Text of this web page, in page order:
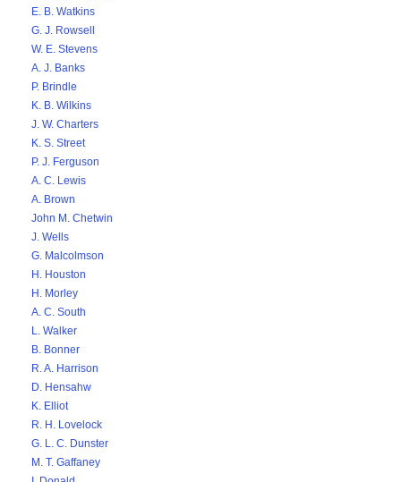
E. B. Watkins
G. J. Rowsell
W. E. Stevens
A. J. Banks
P. Brindle
K. B. Wilkins
J. W. Charters
K. S. Street
P. J. Ferguson
A. C. Lewis
A. Brown
John M. Chetwin
J. Wells
G. Malcolmson
H. Houston
H. Morley
A. C. South
L. Walker
B. Bonner
R. A. Harrison
D. Hensahw
K. Elliot
R. H. Lovelock
G. L. C. Dunster
M. T. Gaffaney